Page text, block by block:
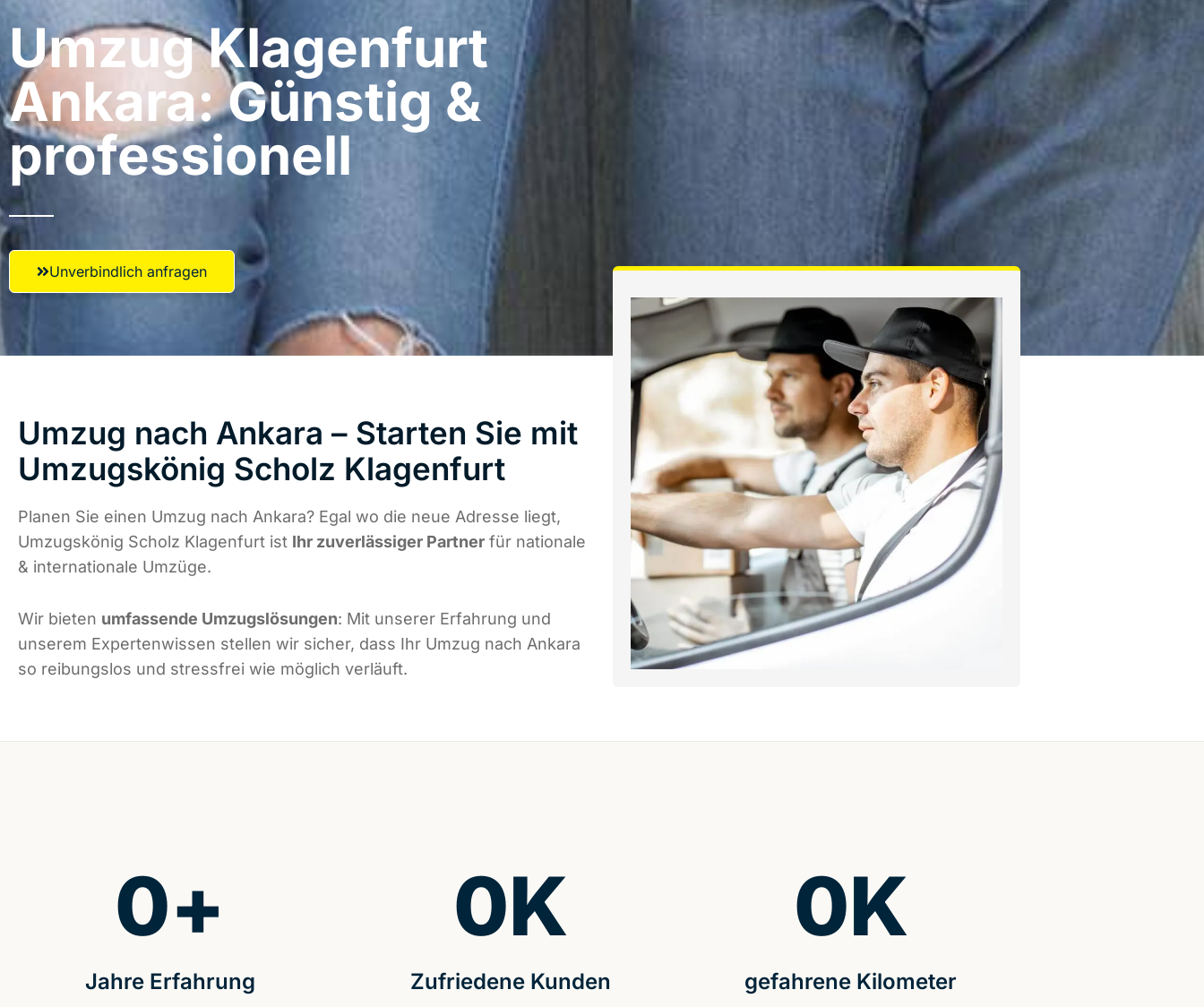
Umzug Klagenfurt​
Ankara: Günstig &
professionell​
Unverbindlich anfragen
Umzug nach Ankara – Starten Sie mit
Umzugskönig Scholz Klagenfurt
Planen Sie einen Umzug nach Ankara? Egal wo die neue Adresse liegt,
Umzugskönig Scholz Klagenfurt ist Ihr zuverlässiger Partner für nationale
& internationale Umzüge.
Wir bieten umfassende Umzugslösungen: Mit unserer Erfahrung und
unserem Expertenwissen stellen wir sicher, dass Ihr Umzug nach Ankara
so reibungslos und stressfrei wie möglich verläuft.
Jahre Erfahrung
0+
Zufriedene Kunden
0K
gefahrene Kilometer
0K